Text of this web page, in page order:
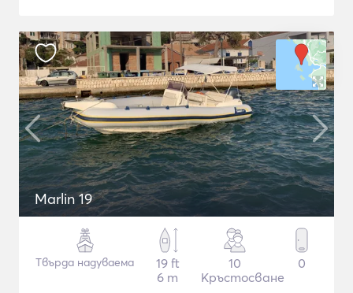
Marlin 19
Твърда надуваема
19 ft
6 m
10
Кръстосване
0